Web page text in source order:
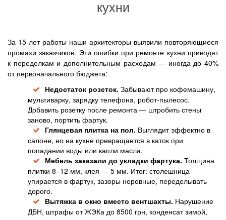
кухни
За 15 лет работы наши архитекторы выявили повторяющиеся
промахи заказчиков. Эти ошибки при ремонте кухни приводят
к переделкам и дополнительным расходам — иногда до 40%
от первоначального бюджета:
Недостаток розеток. Забывают про кофемашину,
мультиварку, зарядку телефона, робот-пылесос.
Добавить розетку после ремонта — штробить стены
заново, портить фартук.
Глянцевая плитка на пол. Выглядит эффектно в
салоне, но на кухне превращается в каток при
попадании воды или капли масла.
Мебель заказали до укладки фартука. Толщина
плитки 8–12 мм, клея — 5 мм. Итог: столешница
упирается в фартук, зазоры неровные, переделывать
дорого.
Вытяжка в окно вместо вентшахты. Нарушение
ДБН, штрафы от ЖЭКа до 8500 грн, конденсат зимой,